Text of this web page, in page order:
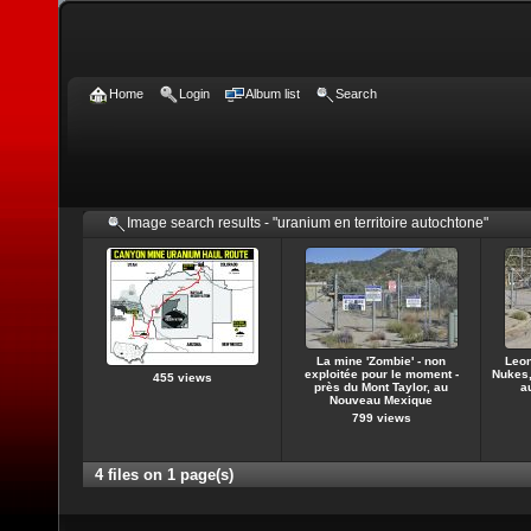
Home Login Album list Search
Image search results - "uranium en territoire autochtone"
455 views
La mine 'Zombie' - non
exploitée pour le moment -
près du Mont Taylor, au
Nouveau Mexique
799 views
4 files on 1 page(s)